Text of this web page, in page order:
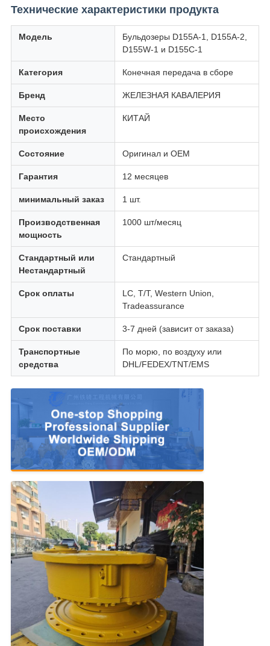
Технические характеристики продукта
Модель
Бульдозеры D155A-1, D155A-2,
D155W-1 и D155C-1
Категория Конечная передача в сборе
Бренд ЖЕЛЕЗНАЯ КАВАЛЕРИЯ
Место
происхождения
КИТАЙ
Состояние Оригинал и OEM
Гарантия 12 месяцев
минимальный заказ 1 шт.
Производственная
мощность
1000 шт/месяц
Стандартный или
Нестандартный
Стандартный
Срок оплаты
LC, T/T, Western Union,
Tradeassurance
Срок поставки 3-7 дней (зависит от заказа)
Транспортные
средства
По морю, по воздуху или
DHL/FEDEX/TNT/EMS